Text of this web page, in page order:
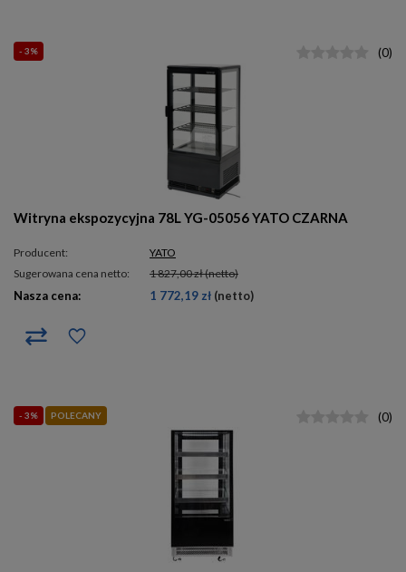
- 3%
Witryna ekspozycyjna 78L YG-05056 YATO CZARNA
Producent:
YATO
Sugerowana cena netto:
1 827,00 zł(netto)
Nasza cena: 1 772,19 zł (netto)
(0)
- 3% POLECANY (0)